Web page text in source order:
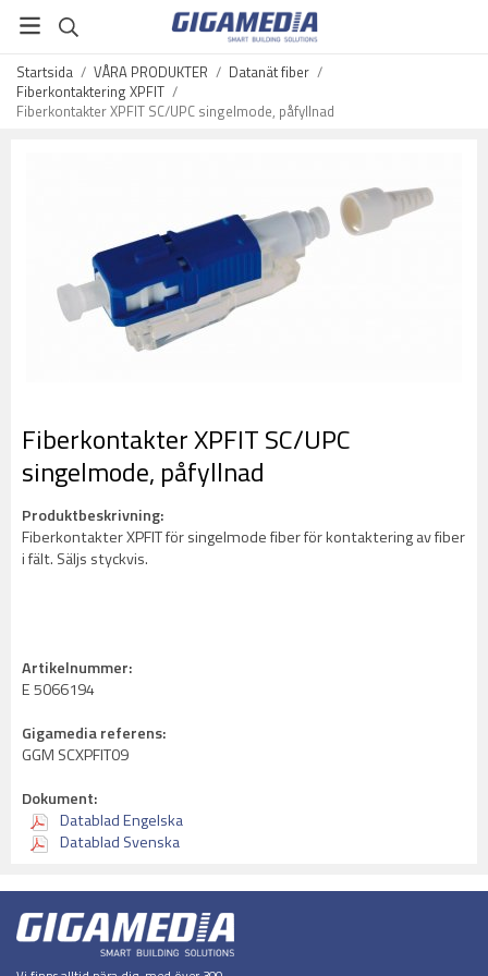
Startsida / VÅRA PRODUKTER / Datanät fiber /
Fiberkontaktering XPFIT /
Fiberkontakter XPFIT SC/UPC singelmode, påfyllnad
Fiberkontakter XPFIT SC/UPC
singelmode, påfyllnad
Produktbeskrivning:
Fiberkontakter XPFIT för singelmode fiber för kontaktering av fiber
i fält. Säljs styckvis.
Artikelnummer:
E 5066194
Gigamedia referens:
GGM SCXPFIT09
Dokument:
Datablad Engelska
Datablad Svenska